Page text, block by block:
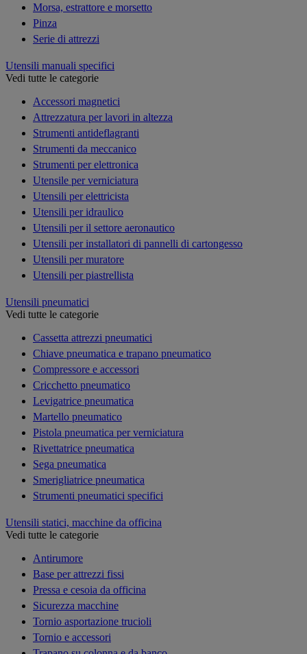
Morsa, estrattore e morsetto
Pinza
Serie di attrezzi
Utensili manuali specifici
Vedi tutte le categorie
Accessori magnetici
Attrezzatura per lavori in altezza
Strumenti antideflagranti
Strumenti da meccanico
Strumenti per elettronica
Utensile per verniciatura
Utensili per elettricista
Utensili per idraulico
Utensili per il settore aeronautico
Utensili per installatori di pannelli di cartongesso
Utensili per muratore
Utensili per piastrellista
Utensili pneumatici
Vedi tutte le categorie
Cassetta attrezzi pneumatici
Chiave pneumatica e trapano pneumatico
Compressore e accessori
Cricchetto pneumatico
Levigatrice pneumatica
Martello pneumatico
Pistola pneumatica per verniciatura
Rivettatrice pneumatica
Sega pneumatica
Smerigliatrice pneumatica
Strumenti pneumatici specifici
Utensili statici, macchine da officina
Vedi tutte le categorie
Antirumore
Base per attrezzi fissi
Pressa e cesoia da officina
Sicurezza macchine
Tornio asportazione trucioli
Tornio e accessori